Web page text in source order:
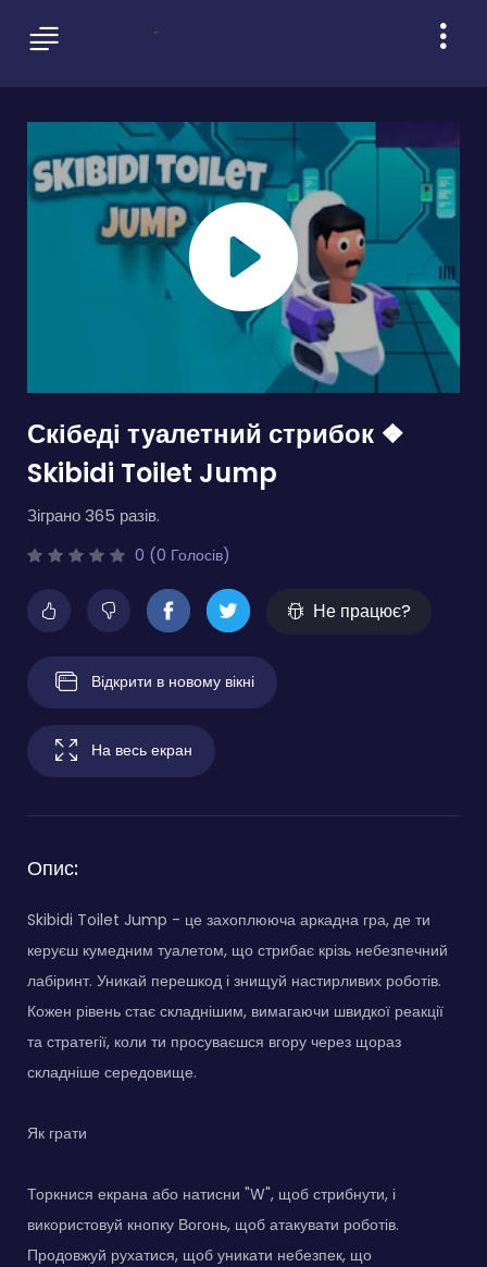
Скібеді туалетний стрибок ❖
Skibidi Toilet Jump
Зіграно 365 разів.
0 (0 Голосів)
Не працює?
Відкрити в новому вікні
На весь екран
Опис:
Skibidi Toilet Jump - це захоплююча аркадна гра, де ти
керуєш кумедним туалетом, що стрибає крізь небезпечний
лабіринт. Уникай перешкод і знищуй настирливих роботів.
Кожен рівень стає складнішим, вимагаючи швидкої реакції
та стратегії, коли ти просуваєшся вгору через щораз
складніше середовище.
Як грати
Торкнися екрана або натисни "W", щоб стрибнути, і
використовуй кнопку Вогонь, щоб атакувати роботів.
Продовжуй рухатися, щоб уникати небезпек, що